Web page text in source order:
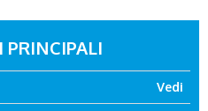
PRINCIPALI
Vedi